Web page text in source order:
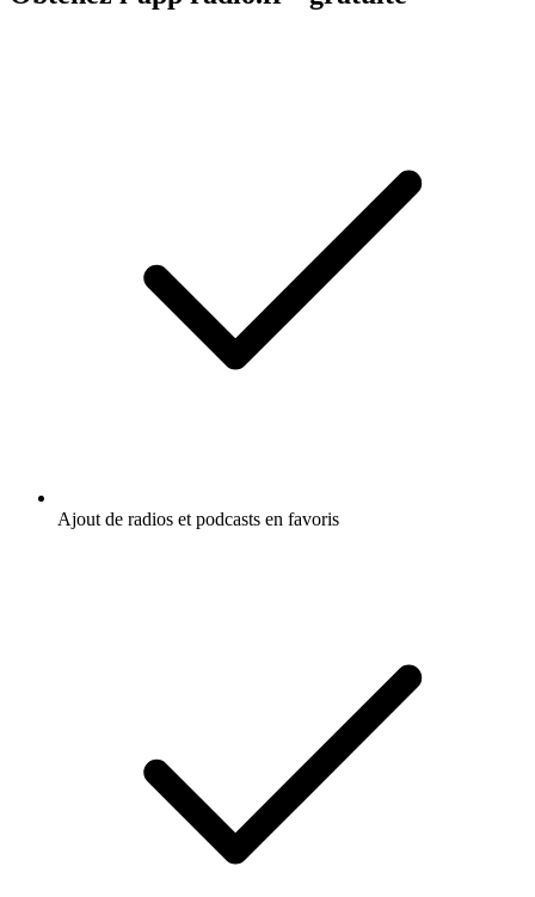
Ajout de radios et podcasts en favoris